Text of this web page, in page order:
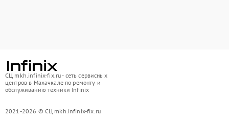
СЦ mkh.infinix-fix.ru - сеть сервисных
центров в Махачкале по ремонту и
обслуживанию техники Infinix
2021-2026 © СЦ mkh.infinix-fix.ru